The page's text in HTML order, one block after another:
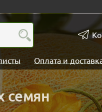
Оплата и
семян